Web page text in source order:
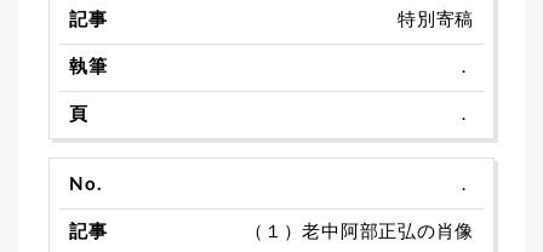
特別寄稿
．
．
．
（１）老中阿部正弘の肖像